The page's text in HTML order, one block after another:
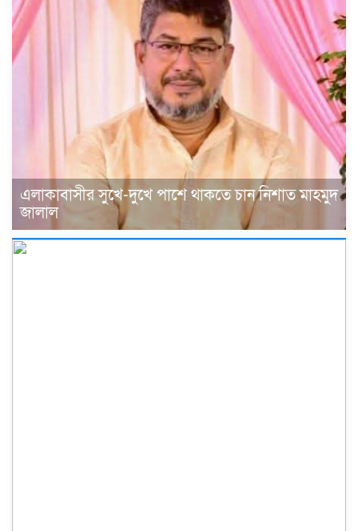
এলাকাবাসীর সুখে-দুখে পাশে থাকতে চান নিশাত মাহমুদ
জালাল